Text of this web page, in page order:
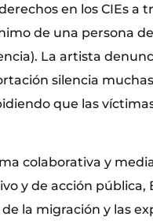
en los CIEs a
de una persona
La artista
silencia
que las
colaborativa y
y de acción pública,
la migración y las